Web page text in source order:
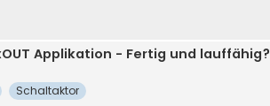
Applikation - Fertig und lauffähig?
Schaltaktor